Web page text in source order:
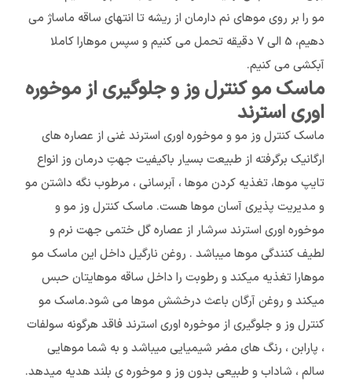
مو را بر روی موهای نم دارمان از ریشه تا انتهای ساقه ماساژ می
دهیم، 5 الی 7 دقیقه تحمل می کنیم و سپس موهارا کاملا
آبکشی می کنیم.
ماسک مو کنترل وز و جلوگیری از موخوره
اوری استرند
ماسک کنترل وز مو و موخوره اوری استرند غنی از عصاره های
ارگانیک برگرفته از طبیعت بسیار باکیفیت جهتِ درمان وز انواع
تایپ موها، تغذیه کردن موها ، آبرسانی ، مرطوب نگه داشتن مو
و مدیریت پذیری آسان موها هست. ماسک کنترل وز مو و
موخوره اوری استرند سرشار از عصاره گل ختمی جهت نرم و
لطیف کنندگی موها میباشد . روغن نارگیل داخل این ماسک مو
موهارا تغذیه میکند و رطوبت را داخل ساقه موهایتان حبس
میکند و روغن آرگان باعث درخشش موها می شود.ماسک مو
کنترل وز و جلوگیری از موخوره اوری استرند فاقد هرگونه سولفات
، پارابن ، رنگ های مضر شیمیایی میباشد و به شما موهایی
سالم ، شاداب و طبیعی بدون وز و موخوره ی بلند هدیه میدهد.